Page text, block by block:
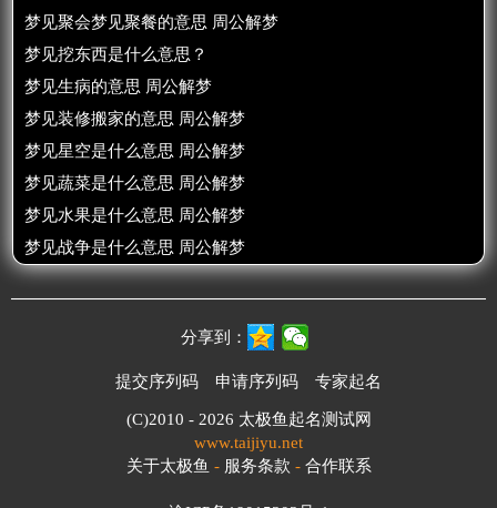
梦见聚会梦见聚餐的意思 周公解梦
梦见挖东西是什么意思？
梦见生病的意思 周公解梦
梦见装修搬家的意思 周公解梦
梦见星空是什么意思 周公解梦
梦见蔬菜是什么意思 周公解梦
梦见水果是什么意思 周公解梦
梦见战争是什么意思 周公解梦
分享到：
提交序列码 申请序列码 专家起名
(C)2010 - 2026 太极鱼起名测试网
www.taijiyu.net
关于太极鱼 - 服务条款 - 合作联系